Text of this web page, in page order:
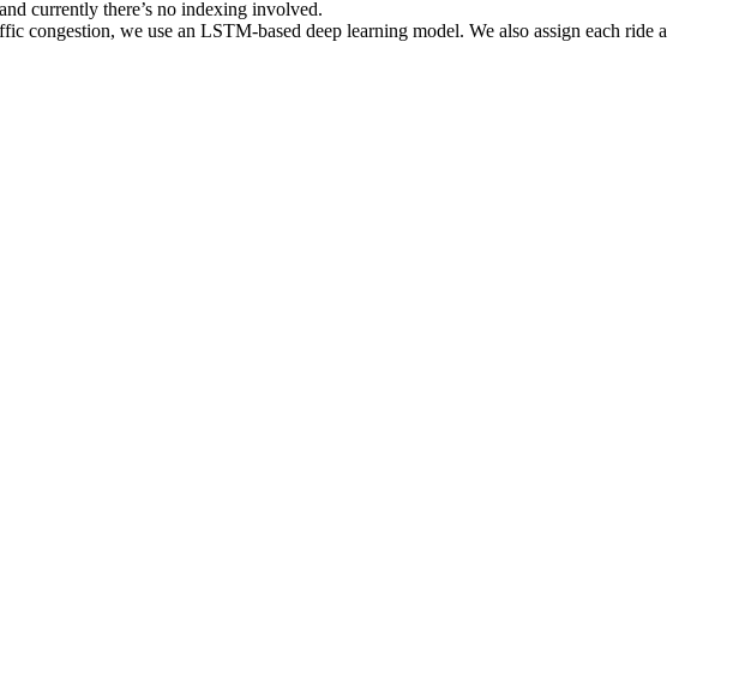
currently there’s no indexing involved.
congestion, we use an LSTM-based deep learning model. We also assign each ride a